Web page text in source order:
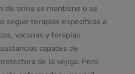
de orina se mantiene o se
seguir terapias específicas a
vacunas y terapias
capaces de
de la vejiga. Pero